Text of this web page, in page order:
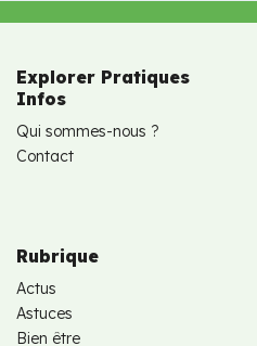
Explorer Pratiques
Infos
Qui sommes-nous ?
Contact
Rubrique
Actus
Astuces
Bien être